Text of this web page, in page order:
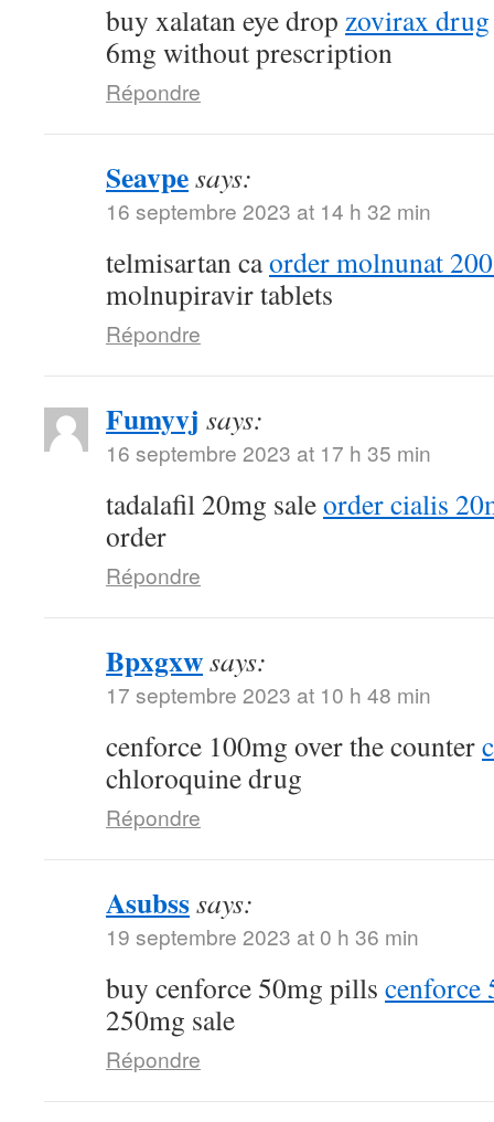
buy xalatan eye drop zovirax drug
6mg without prescription
Répondre
Seavpesays:
16 septembre 2023 at 14 h 32 min
telmisartan caorder molnunat
molnupiravir tablets
Répondre
Fumyvj says:
16 septembre 2023 at 17 h 35 min
tadalafil 20mg saleorder cialis
order
Répondre
Bpxgxwsays:
17 septembre 2023 at 10 h 48 min
cenforce 100mg over the counter
chloroquine drug
Répondre
Asubsssays:
19 septembre 2023 at 0 h 36 min
buy cenforce 50mg pills cenforce
250mg sale
Répondre